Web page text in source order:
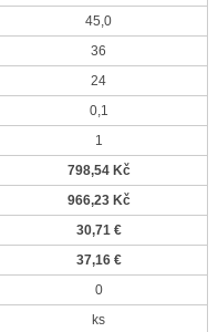
45,0
36
24
0,1
1
798,54 Kč
966,23 Kč
30,71 €
37,16 €
0
ks